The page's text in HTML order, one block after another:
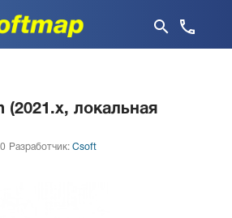
(2021.x, локальная
Разработчик: Csoft